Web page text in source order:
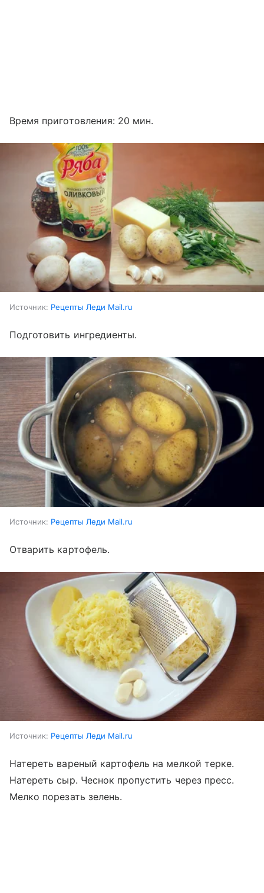
Время приготовления: 20 мин.
Источник: Рецепты Леди Mail.ru
Подготовить ингредиенты.
Источник: Рецепты Леди Mail.ru
Отварить картофель.
Источник: Рецепты Леди Mail.ru
Натереть вареный картофель на мелкой терке.
Натереть сыр. Чеснок пропустить через пресс.
Мелко порезать зелень.